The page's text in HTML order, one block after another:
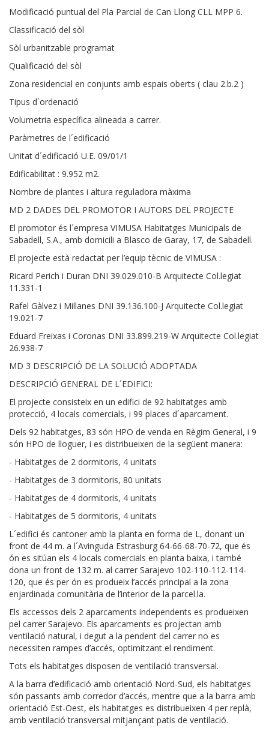
Modificació puntual del Pla Parcial de Can Llong CLL MPP 6.
Classificació del sòl
Sòl urbanitzable programat
Qualificació del sòl
Zona residencial en conjunts amb espais oberts ( clau 2.b.2 )
Tipus d´ordenació
Volumetria específica alineada a carrer.
Paràmetres de l´edificació
Unitat d´edificació U.E. 09/01/1
Edificabilitat : 9.952 m2.
Nombre de plantes i altura reguladora màxima
MD 2 DADES DEL PROMOTOR I AUTORS DEL PROJECTE
El promotor és l´empresa VIMUSA Habitatges Municipals de
Sabadell, S.A., amb domicili a Blasco de Garay, 17, de Sabadell.
El projecte està redactat per l’equip tècnic de VIMUSA :
Ricard Perich i Duran DNI 39.029.010-B Arquitecte Col.legiat
11.331-1
Rafel Gàlvez i Millanes DNI 39.136.100-J Arquitecte Col.legiat
19.021-7
Eduard Freixas i Coronas DNI 33.899.219-W Arquitecte Col.legiat
26.938-7
MD 3 DESCRIPCIÓ DE LA SOLUCIÓ ADOPTADA
DESCRIPCIÓ GENERAL DE L´EDIFICI:
El projecte consisteix en un edifici de 92 habitatges amb
protecció, 4 locals comercials, i 99 places d´aparcament.
Dels 92 habitatges, 83 són HPO de venda en Règim General, i 9
són HPO de lloguer, i es distribueixen de la següent manera:
- Habitatges de 2 dormitoris, 4 unitats
- Habitatges de 3 dormitoris, 80 unitats
- Habitatges de 4 dormitoris, 4 unitats
- Habitatges de 5 dormitoris, 4 unitats
L´edifici és cantoner amb la planta en forma de L, donant un
front de 44 m. a l´Avinguda Estrasburg 64-66-68-70-72, que és
ón es sitúan els 4 locals comercials en planta baixa, i també
dona un front de 132 m. al carrer Sarajevo 102-110-112-114-
120, que és per ón es produeix l’accés principal a la zona
enjardinada comunitària de l’interior de la parcel.la.
Els accessos dels 2 aparcaments independents es produeixen
pel carrer Sarajevo. Els aparcaments es projectan amb
ventilació natural, i degut a la pendent del carrer no es
necessiten rampes d’accés, optimitzant el rendiment.
Tots els habitatges disposen de ventilació transversal.
A la barra d’edificació amb orientació Nord-Sud, els habitatges
són passants amb corredor d’accés, mentre que a la barra amb
orientació Est-Oest, els habitatges es distribueixen 4 per replà,
amb ventilació transversal mitjançant patis de ventilació.